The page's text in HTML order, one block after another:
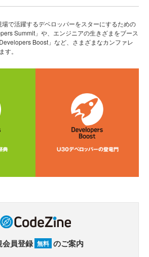
で活躍するデベロッパーをスターにするための
Summit」や、エンジニアの生きざまをブース
Boost」など、さまざまなカンファレ
。
会員登録 無料 のご案内